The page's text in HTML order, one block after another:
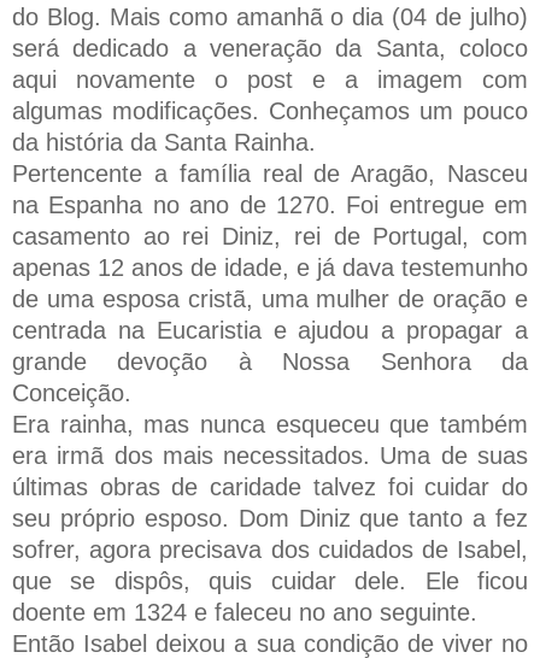
do Blog. Mais como amanhã o dia (04 de julho)
será dedicado a veneração da Santa, coloco
aqui novamente o post e a imagem com
algumas modificações. Conheçamos um pouco
da história da Santa Rainha.
Pertencente a família real de Aragão, Nasceu
na Espanha no ano de 1270. Foi entregue em
casamento ao rei Diniz, rei de Portugal, com
apenas 12 anos de idade, e já dava testemunho
de uma esposa cristã, uma mulher de oração e
centrada na Eucaristia e ajudou a propagar a
grande devoção à Nossa Senhora da
Conceição.
Era rainha, mas nunca esqueceu que também
era irmã dos mais necessitados. Uma de suas
últimas obras de caridade talvez foi cuidar do
seu próprio esposo. Dom Diniz que tanto a fez
sofrer, agora precisava dos cuidados de Isabel,
que se dispôs, quis cuidar dele. Ele ficou
doente em 1324 e faleceu no ano seguinte.
Então Isabel deixou a sua condição de viver no